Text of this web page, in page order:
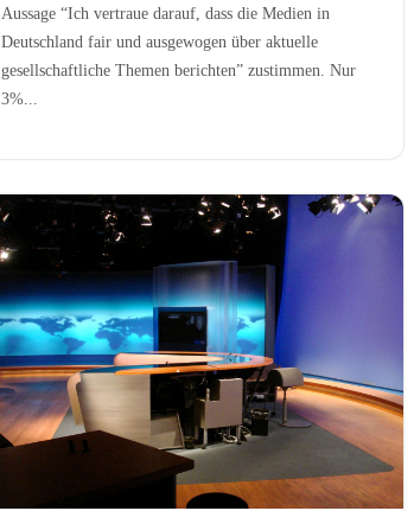
Aussage “Ich vertraue darauf, dass die Medien in
Deutschland fair und ausgewogen über aktuelle
gesellschaftliche Themen berichten” zustimmen. Nur
3%...